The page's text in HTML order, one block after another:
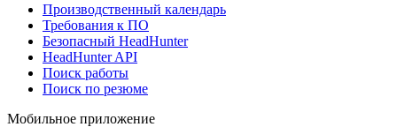
Производственный календарь
Требования к ПО
Безопасный HeadHunter
HeadHunter API
Поиск работы
Поиск по резюме
Мобильное приложение